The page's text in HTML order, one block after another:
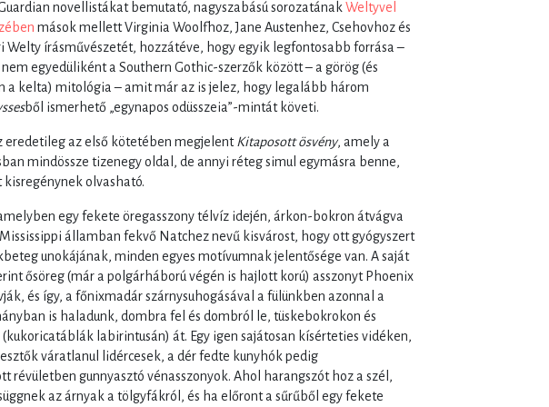
novellistákat bemutató, nagyszabású sorozatának Weltyvel
mások mellett Virginia Woolfhoz, Jane Austenhez, Csehovhoz és
Welty írásművészetét, hozzátéve, hogy egyik legfontosabb forrása –
egyedüliként a Southern Gothic-szerzők között – a görög (és
a kelta) mitológia – amit már az is jelez, hogy legalább három
ből ismerhető „egynapos odüsszeia”-mintát követi.
eredetileg az első kötetében megjelent Kitaposott ösvény, amely a
mindössze tizenegy oldal, de annyi réteg simul egymásra benne,
olvasható.
egy fekete öregasszony télvíz idején, árkon-bokron átvágva
államban fekvő Natchez nevű kisvárost, hogy ott gyógyszert
unokájának, minden egyes motívumnak jelentősége van. A saját
ősöreg (már a polgárháború végén is hajlott korú) asszonyt Phoenix
és így, a főnixmadár szárnysuhogásával a fülünkben azonnal a
is haladunk, dombra fel és dombról le, tüskebokrokon és
labirintusán) át. Egy igen sajátosan kísérteties vidéken,
váratlanul lidércesek, a dér fedte kunyhók pedig
révületben gunnyasztó vénasszonyok. Ahol harangszót hoz a szél,
az árnyak a tölgyfákról, és ha előront a sűrűből egy fekete